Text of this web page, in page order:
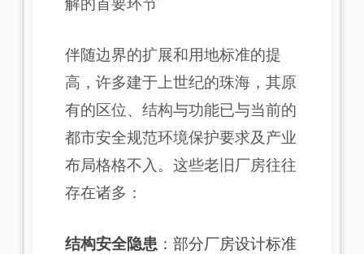
伴随边界的扩展和用地标准的提
高，许多建于上世纪的珠海，其原
有的区位、结构与功能已与当前的
都市安全规范环境保护要求及产业
布局格格不入。这些老旧厂房往往
存在诸多：
结构安全隐患：部分厂房设计标准